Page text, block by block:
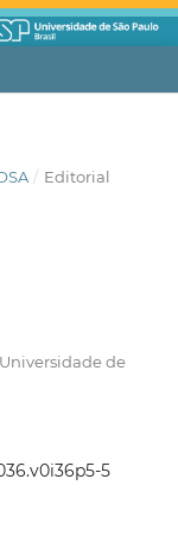
/ Editorial
de
5